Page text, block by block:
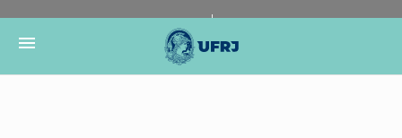
Portal do Governo Brasileiro
Governo
menu